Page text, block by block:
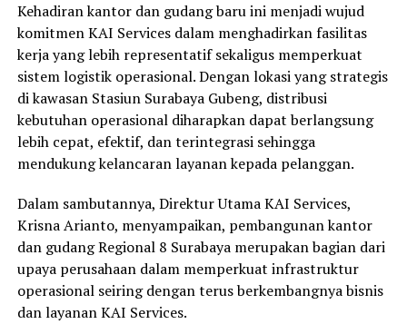
Kehadiran kantor dan gudang baru ini menjadi wujud
komitmen KAI Services dalam menghadirkan fasilitas
kerja yang lebih representatif sekaligus memperkuat
sistem logistik operasional. Dengan lokasi yang strategis
di kawasan Stasiun Surabaya Gubeng, distribusi
kebutuhan operasional diharapkan dapat berlangsung
lebih cepat, efektif, dan terintegrasi sehingga
mendukung kelancaran layanan kepada pelanggan.
Dalam sambutannya, Direktur Utama KAI Services,
Krisna Arianto, menyampaikan, pembangunan kantor
dan gudang Regional 8 Surabaya merupakan bagian dari
upaya perusahaan dalam memperkuat infrastruktur
operasional seiring dengan terus berkembangnya bisnis
dan layanan KAI Services.